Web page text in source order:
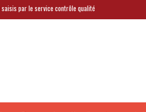
par le service contrôle qualité